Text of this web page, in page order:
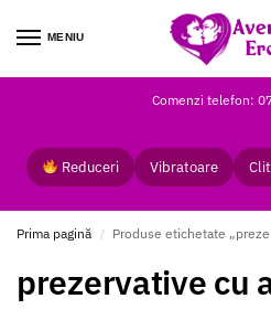
MENIU
Comenzi telefon:
Reduceri Vibratoare
Prima pagină / Produse etichetate
prezervative cu